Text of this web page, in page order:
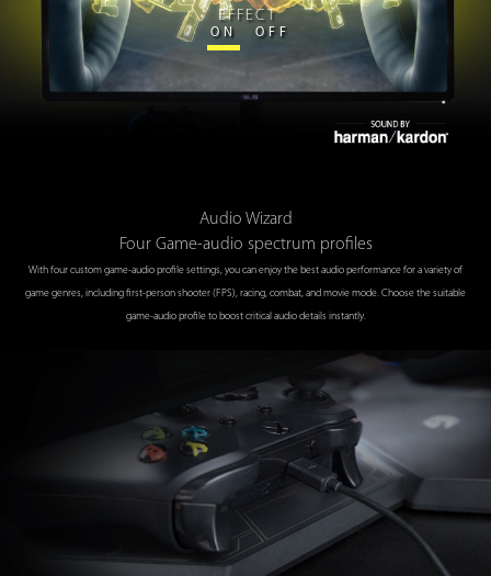
EFFECT
ON OFF
Audio Wizard
Four Game-audio spectrum profiles
With four custom game-audio profile settings, you can enjoy the best audio performance for a variety of
game genres, including first-person shooter (FPS), racing, combat, and movie mode. Choose the suitable
game-audio profile to boost critical audio details instantly.